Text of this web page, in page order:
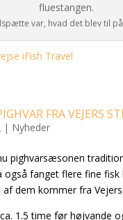
var, hvad det blev til
FRA VEJERS
| Nyheder
pighvarsæsonen
også fanget flere fine fisk
af dem kommer fra
1.5 time før højvande